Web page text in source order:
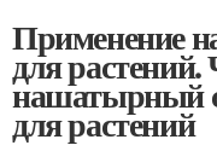
Применение
для растений.
нашатырный
для растений